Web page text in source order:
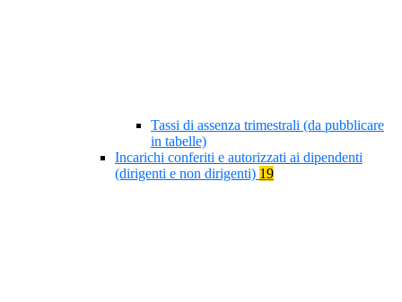
Tassi di assenza trimestrali (da pubblicare
in tabelle)
Incarichi conferiti e autorizzati ai dipendenti
(dirigenti e non dirigenti) 19